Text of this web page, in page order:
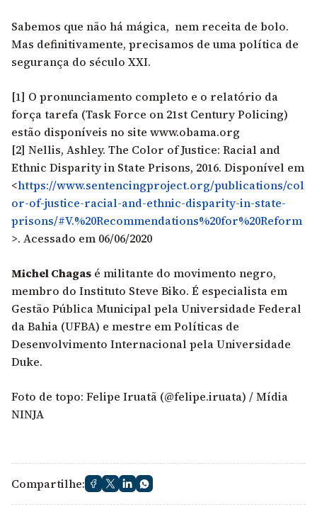
Sabemos que não há mágica, nem receita de bolo.
Mas definitivamente, precisamos de uma política de
segurança do século XXI.
[1] O pronunciamento completo e o relatório da
força tarefa (Task Force on 21st Century Policing)
estão disponíveis no site www.obama.org
[2] Nellis, Ashley. The Color of Justice: Racial and
Ethnic Disparity in State Prisons, 2016. Disponível em
<https://www.sentencingproject.org/publications/col
or-of-justice-racial-and-ethnic-disparity-in-state-
prisons/#V.%20Recommendations%20for%20Reform
>. Acessado em 06/06/2020
Michel Chagas é militante do movimento negro,
membro do Instituto Steve Biko. É especialista em
Gestão Pública Municipal pela Universidade Federal
da Bahia (UFBA) e mestre em Políticas de
Desenvolvimento Internacional pela Universidade
Duke.
Foto de topo: Felipe Iruatã (@felipe.iruata) / Mídia
NINJA
Compartilhe: